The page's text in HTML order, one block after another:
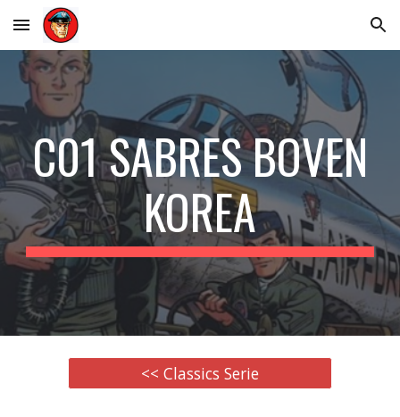
Skip to main content Skip to navigation
C01 SABRES BOVEN
KOREA
<< Classics Serie